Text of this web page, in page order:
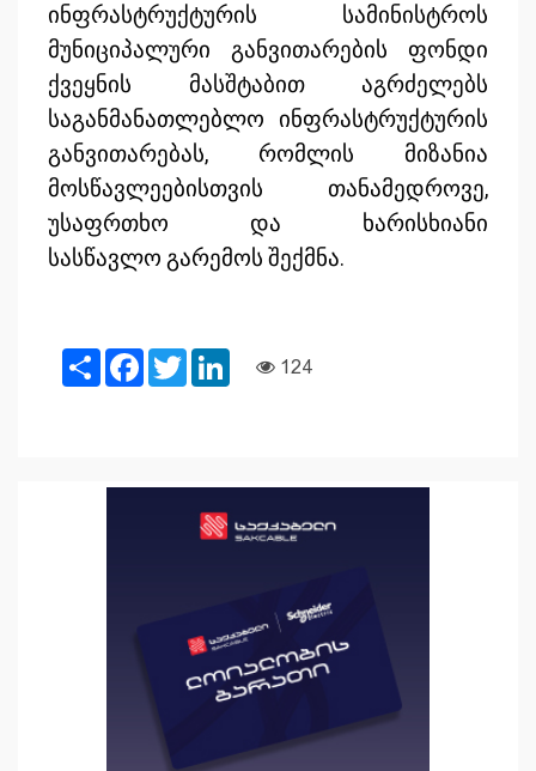
ინფრასტრუქტურის სამინისტროს
მუნიციპალური განვითარების ფონდი
ქვეყნის მასშტაბით აგრძელებს
საგანმანათლებლო ინფრასტრუქტურის
განვითარებას, რომლის მიზანია
მოსწავლეებისთვის თანამედროვე,
უსაფრთხო და ხარისხიანი
სასწავლო გარემოს შექმნა.
ShareFacebook
TwitterLinkedIn124